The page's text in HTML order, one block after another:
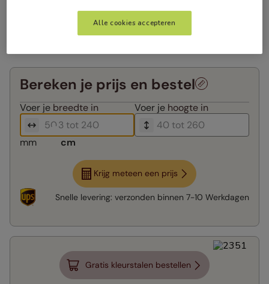
Bereken je prijs en bestel
Voer je breedte in Voer je hoogte in
mm cm
Krijg meteen een prijs
Snelle levering: verzonden binnen 7-10 Werkdagen
Gratis kleurstalen bestellen
Alle cookies accepteren